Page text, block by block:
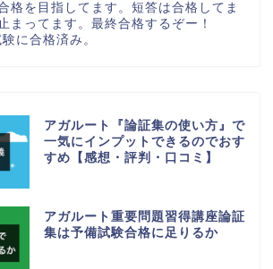
格を目指してます。短答は合格してま
まってます。最終合格するぞー！
に合格済み。
アガルート『論証集の使い方』で
一気にインプットできるのでおす
すめ【感想・評判・口コミ】
アガルート重要問題習得講座論証
集は予備試験合格に足りるか